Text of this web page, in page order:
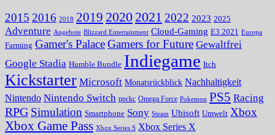
2015 2016 2018 2019 2020 2021 2022 2023 2025
Adventure Angebote Blizzard Entertainment Cloud-Gaming E3 2021 Europa
Farming Gamer's PalaceGamers for Future Gewaltfrei
Google Stadia Humble Bundle Indiegame Itch
Kickstarter Microsoft Monatsrückblick Nachhaltigkeit
Nintendo Nintendo Switch npckc Omega Force Pokemon PS5 Racing
RPG Simulation Smartphone Sony Steam Ubisoft Umwelt Xbox
Xbox Game Pass Xbox Series S Xbox Series X